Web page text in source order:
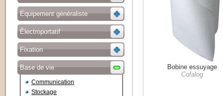
Équipement généraliste
Électroportatif
Fixation
Base de vie
Communication
Stockage
Bobine essuyage
Cofalog